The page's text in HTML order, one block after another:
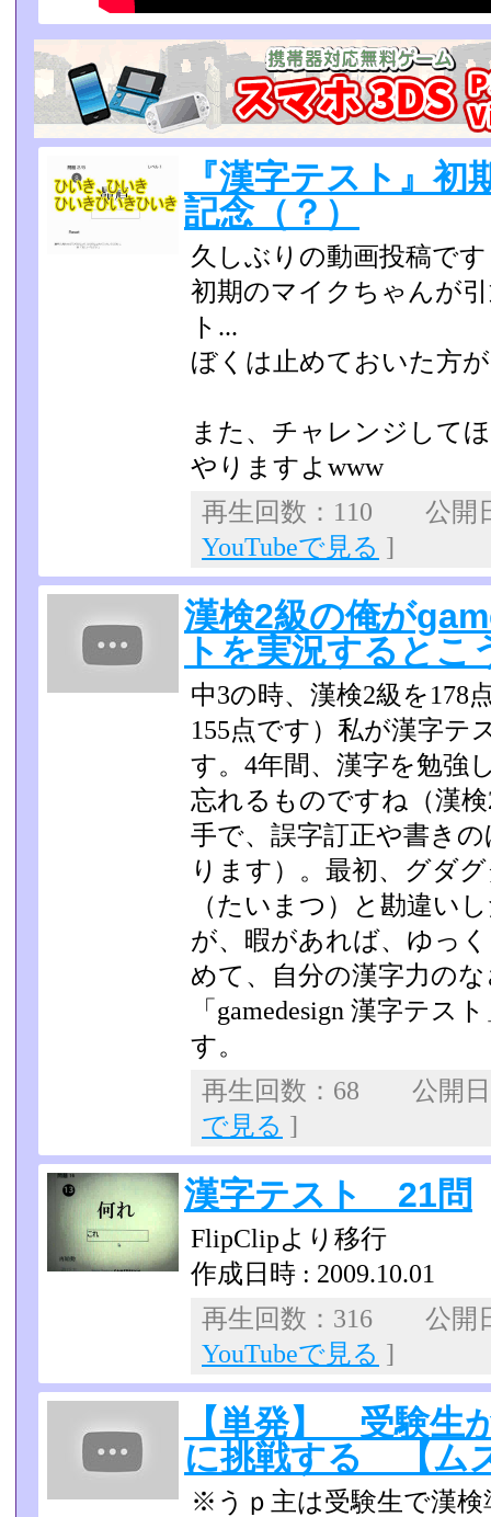
『漢字テスト』
記念（？）
久しぶりの動画投稿で
初期のマイクちゃんが
ト...
ぼくは止めておいた方
また、チャレンジして
やりますよwww
再生回数：110 公開
YouTubeで見る ]
漢検2級の俺が
トを実況するとこ
中3の時、漢検2級を178
155点です）私が漢字テ
す。4年間、漢字を勉強
忘れるものです­ね（漢
手で、誤字訂正や書き
り­ます）。最初、グダ
（たいまつ）と勘違い
が、暇があれば、ゆっ
めて、自分の漢字力の
「gamedesign 漢字テス
す。
再生回数：68 公開
で見る ]
漢字テスト 21問
FlipClipより移行
作成日時 : 2009.10.01
再生回数：316 公
YouTubeで見る ]
【単発】 受験生
に挑戦する 【ム
※うｐ主は受験生で漢検